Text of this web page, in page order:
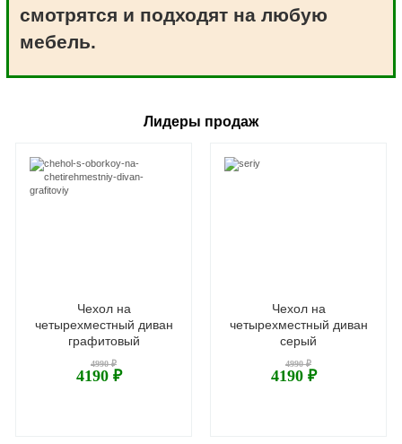
смотрятся и подходят на любую
мебель.
Лидеры продаж
Чехол на
четырехместный диван
графитовый
4990 ₽
4190 ₽
Чехол на
четырехместный диван
серый
4990 ₽
4190 ₽